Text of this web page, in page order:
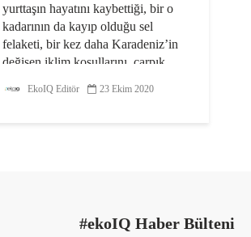
yurttaşın hayatını kaybettiği, bir o
kadarının da kayıp olduğu sel
felaketi, bir kez daha Karadeniz’in
değişen iklim koşullarını, çarpık
istinat duvarları...
EkoIQ Editör 23 Ekim 2020
#ekoIQ Haber Bülteni